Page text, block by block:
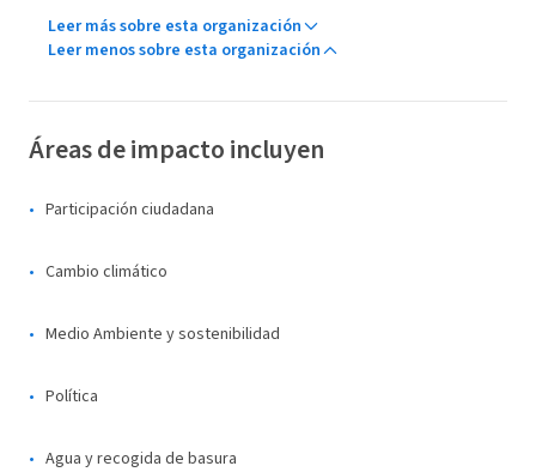
Leer más sobre esta organización
Leer menos sobre esta organización
Áreas de impacto incluyen
Participación ciudadana
Cambio climático
Medio Ambiente y sostenibilidad
Política
Agua y recogida de basura